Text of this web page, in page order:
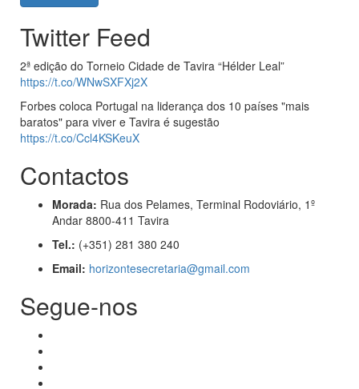
Twitter Feed
2ª edição do Torneio Cidade de Tavira “Hélder Leal”
https://t.co/WNwSXFXj2X
Forbes coloca Portugal na liderança dos 10 países "mais
baratos" para viver e Tavira é sugestão
https://t.co/Ccl4KSKeuX
Contactos
Morada: Rua dos Pelames, Terminal Rodoviário, 1º
Andar 8800-411 Tavira
Tel.: (+351) 281 380 240
Email: horizontesecretaria@gmail.com
Segue-nos